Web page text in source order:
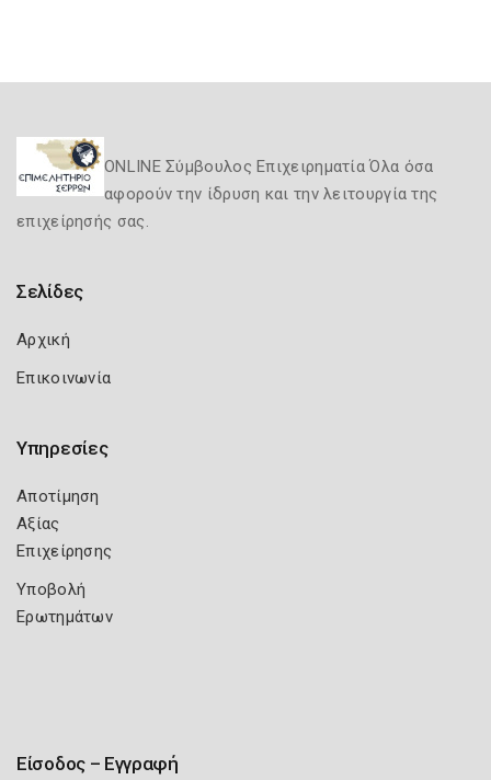
ONLINE Σύμβουλος Επιχειρηματία Όλα όσα
αφορούν την ίδρυση και την λειτουργία της
επιχείρησής σας.
Σελίδες
Αρχική
Επικοινωνία
Υπηρεσίες
Αποτίμηση
Αξίας
Επιχείρησης
Υποβολή
Ερωτημάτων
Είσοδος – Εγγραφή